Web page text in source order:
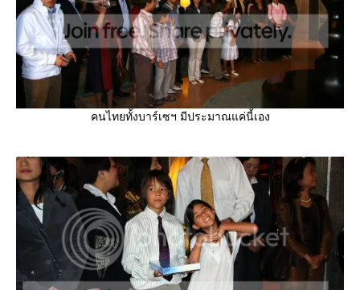
คนไทยทั้งบาร์เซฯ มีประมาณแค่นี้เอง